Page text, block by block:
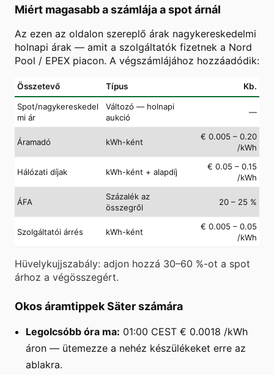
Miért magasabb a számlája a spot árnál
Az ezen az oldalon szereplő árak nagykereskedelmi
holnapi árak — amit a szolgáltatók fizetnek a Nord
Pool / EPEX piacon. A végszámlájához hozzáadódik:
Összetevő Típus Kb.
Spot/nagykereskedel
mi ár
Változó — holnapi
aukció
—
Áramadó kWh-ként
€ 0.005 – 0.20
/kWh
Hálózati díjak kWh-ként + alapdíj
€ 0.05 – 0.15
/kWh
ÁFA
Százalék az
összegről
20 – 25 %
Szolgáltatói árrés kWh-ként
€ 0.005 – 0.05
/kWh
Hüvelykujjszabály: adjon hozzá 30–60 %-ot a spot
árhoz a végösszegért.
Okos áramtippek Säter számára
Legolcsóbb óra ma: 01:00 CEST € 0.0018 /kWh
áron — ütemezze a nehéz készülékeket erre az
ablakra.